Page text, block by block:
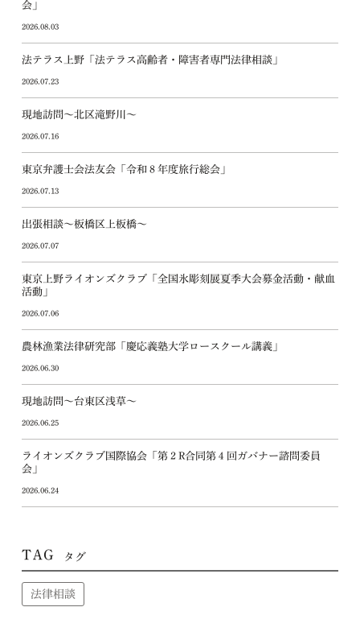
会」
2026.08.03
法テラス上野「法テラス高齢者・障害者専門法律相談」
2026.07.23
現地訪問～北区滝野川～
2026.07.16
東京弁護士会法友会「令和８年度旅行総会」
2026.07.13
出張相談～板橋区上板橋～
2026.07.07
東京上野ライオンズクラブ「全国氷彫刻展夏季大会募金活動・献血
活動」
2026.07.06
農林漁業法律研究部「慶応義塾大学ロースクール講義」
2026.06.30
現地訪問～台東区浅草～
2026.06.25
ライオンズクラブ国際協会「第２R合同第４回ガバナー諮問委員
会」
2026.06.24
TAG タグ
法律相談